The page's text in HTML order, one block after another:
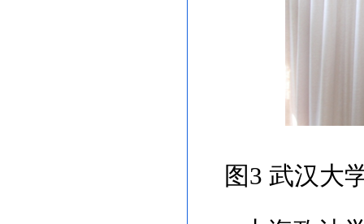
图 3武汉大